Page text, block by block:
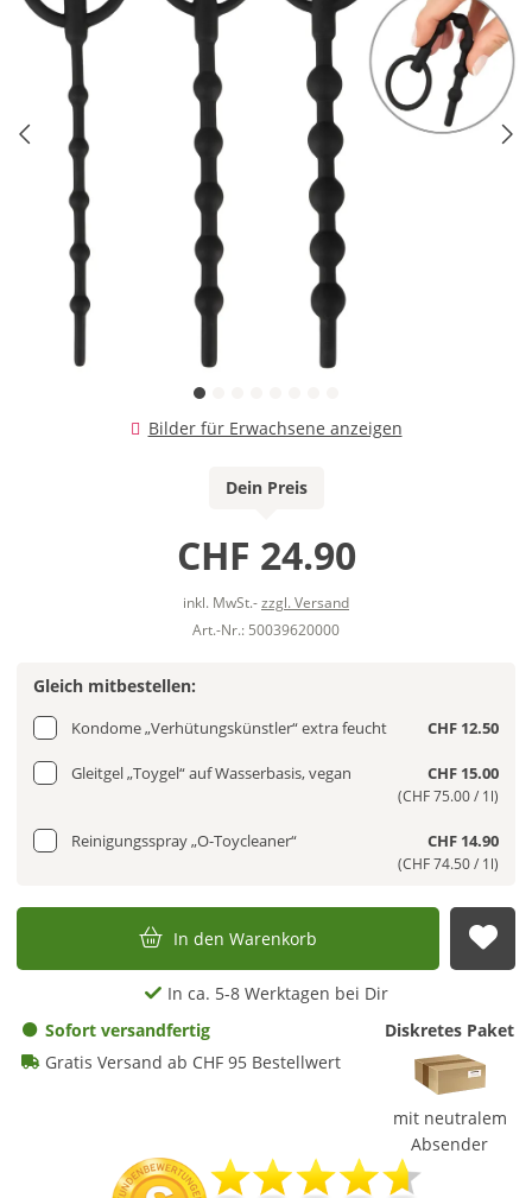
Bilder für Erwachsene anzeigen
Dein Preis
CHF 24.90
inkl. MwSt.-zzgl. Versand
Art.-Nr.: 50039620000
Gleich mitbestellen:
Kondome „Verhütungskünstler“ extra feucht CHF 12.50
Gleitgel „Toygel“ auf Wasserbasis, vegan CHF 15.00
(CHF 75.00 / 1l)
Reinigungsspray „O-Toycleaner“ CHF 14.90
(CHF 74.50 / 1l)
In den Warenkorb
In ca. 5-8 Werktagen bei Dir
Sofort versandfertig
Gratis Versand ab CHF 95 Bestellwert
Diskretes Paket
mit neutralem
Absender